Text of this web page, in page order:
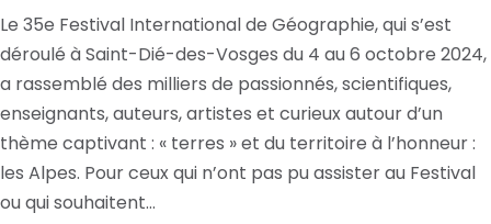
Le 35e Festival International de Géographie, qui s’est
déroulé à Saint-Dié-des-Vosges du 4 au 6 octobre 2024,
a rassemblé des milliers de passionnés, scientifiques,
enseignants, auteurs, artistes et curieux autour d’un
thème captivant : « terres » et du territoire à l’honneur :
les Alpes. Pour ceux qui n’ont pas pu assister au Festival
ou qui souhaitent…